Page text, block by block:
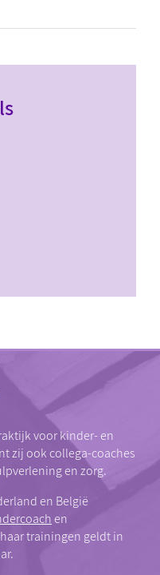
voor kinder- en
zij ook collega-coaches
en zorg.
en België
en
trainingen geldt in